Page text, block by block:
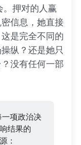
押对的人赢
信息，她直接
是完全不同的
纵？还是她只
没有任何一部
项政治决
结果的
：